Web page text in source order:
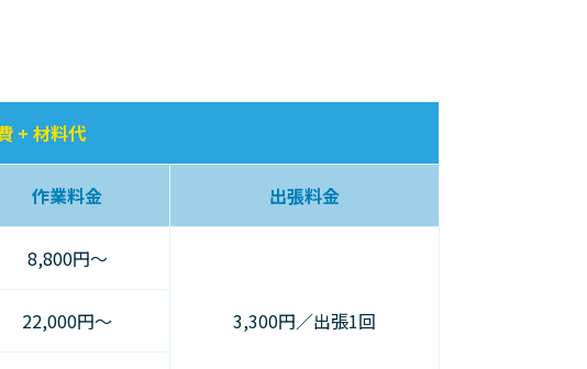
+ 材料代
作業料金 出張料金
8,800円〜
3,300円／出張1回
22,000円〜